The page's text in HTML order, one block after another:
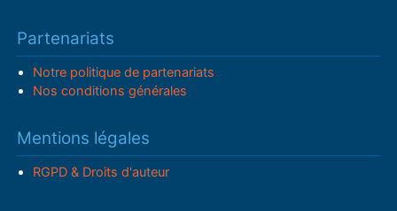
Partenariats
Notre politique de partenariats
Nos conditions générales
Mentions légales
RGPD & Droits d'auteur